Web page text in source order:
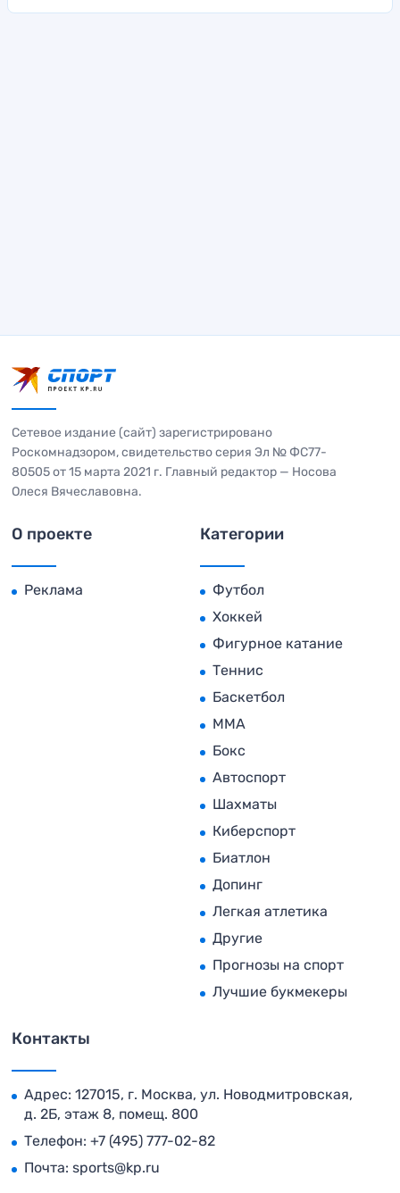
Сетевое издание (сайт) зарегистрировано
Роскомнадзором, свидетельство серия Эл № ФС77-
80505 от 15 марта 2021 г. Главный редактор — Носова
Олеся Вячеславовна.
О проекте
Реклама
Категории
Футбол
Хоккей
Фигурное катание
Теннис
Баскетбол
MMA
Бокс
Автоспорт
Шахматы
Киберспорт
Биатлон
Допинг
Легкая атлетика
Другие
Прогнозы на спорт
Лучшие букмекеры
Контакты
Адрес: 127015, г. Москва, ул. Новодмитровская,
д. 2Б, этаж 8, помещ. 800
Телефон: +7 (495) 777-02-82
Почта: sports@kp.ru